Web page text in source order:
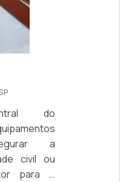
Já a
acontece
do
a
civil ou
para o